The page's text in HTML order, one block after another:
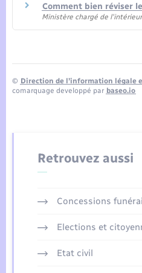
Comment bien réviser
Ministère chargé de l'intérieur
© Direction de l’information légale
comarquage developpé par baseo.io
Retrouvez aussi
Concessions
Elections et
Etat civil